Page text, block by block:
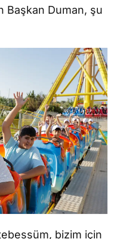
Başkan Duman, şu
bizim için